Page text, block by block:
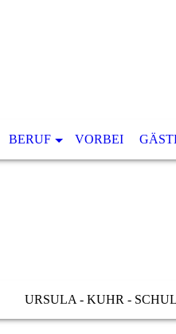
BERUF VORBEI
URSULA - KUHR -